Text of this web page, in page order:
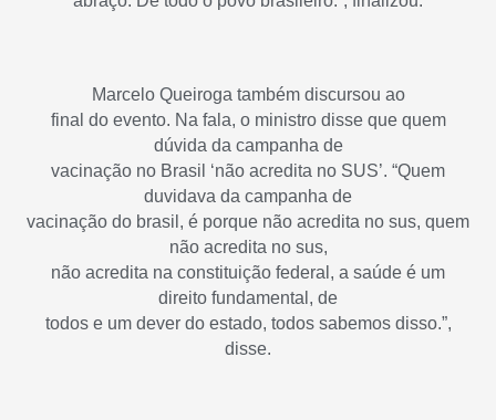
Marcelo Queiroga também discursou ao
final do evento. Na fala, o ministro disse que quem
dúvida da campanha de
vacinação no Brasil ‘não acredita no SUS’. “Quem
duvidava da campanha de
vacinação do brasil, é porque não acredita no sus, quem
não acredita no sus,
não acredita na constituição federal, a saúde é um
direito fundamental, de
todos e um dever do estado, todos sabemos disso.”,
disse.